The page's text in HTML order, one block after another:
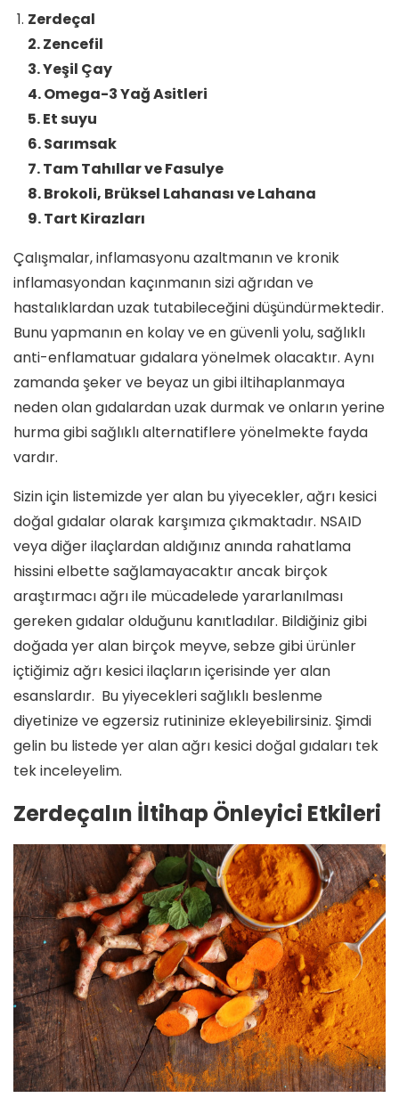
Zerdeçal
2. Zencefil
3. Yeşil Çay
4. Omega-3 Yağ Asitleri
5. Et suyu
6. Sarımsak
7. Tam Tahıllar ve Fasulye
8. Brokoli, Brüksel Lahanası ve Lahana
9. Tart Kirazları
Çalışmalar, inflamasyonu azaltmanın ve kronik
inflamasyondan kaçınmanın sizi ağrıdan ve
hastalıklardan uzak tutabileceğini düşündürmektedir.
Bunu yapmanın en kolay ve en güvenli yolu, sağlıklı
anti-enflamatuar gıdalara yönelmek olacaktır. Aynı
zamanda şeker ve beyaz un gibi iltihaplanmaya
neden olan gıdalardan uzak durmak ve onların yerine
hurma gibi sağlıklı alternatiflere yönelmekte fayda
vardır.
Sizin için listemizde yer alan bu yiyecekler, ağrı kesici
doğal gıdalar olarak karşımıza çıkmaktadır. NSAID
veya diğer ilaçlardan aldığınız anında rahatlama
hissini elbette sağlamayacaktır ancak birçok
araştırmacı ağrı ile mücadelede yararlanılması
gereken gıdalar olduğunu kanıtladılar. Bildiğiniz gibi
doğada yer alan birçok meyve, sebze gibi ürünler
içtiğimiz ağrı kesici ilaçların içerisinde yer alan
esanslardır. Bu yiyecekleri sağlıklı beslenme
diyetinize ve egzersiz rutininize ekleyebilirsiniz. Şimdi
gelin bu listede yer alan ağrı kesici doğal gıdaları tek
tek inceleyelim.
Zerdeçalın İltihap Önleyici Etkileri